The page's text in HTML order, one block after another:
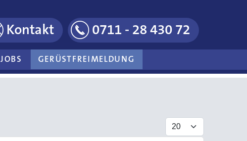
0711 - 28 430 72
Kontakt
JOBS GERÜSTFREIMELDUNG
Anzeige #